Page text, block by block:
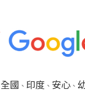
全國 、 印度 、 安心、